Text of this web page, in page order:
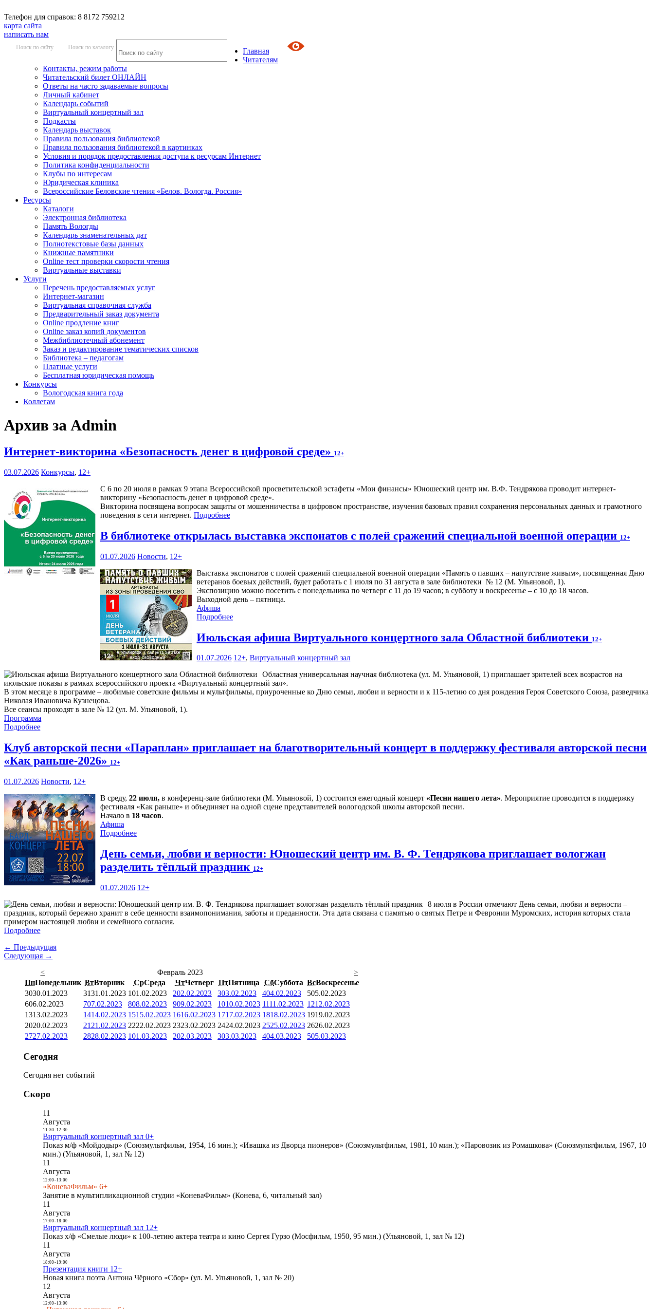
Телефон для справок: 8 8172 759212
карта сайта
написать нам
Поиск по сайту Поиск по каталогу
Главная
Читателям
Контакты, режим работы
Читательский билет ОНЛАЙН
Ответы на часто задаваемые вопросы
Личный кабинет
Календарь событий
Виртуальный концертный зал
Подкасты
Календарь выставок
Правила пользования библиотекой
Правила пользования библиотекой в картинках
Условия и порядок предоставления доступа к ресурсам Интернет
Политика конфиденциальности
Клубы по интересам
Юридическая клиника
Всероссийские Беловские чтения «Белов. Вологда. Россия»
Ресурсы
Каталоги
Электронная библиотека
Память Вологды
Календарь знаменательных дат
Полнотекстовые базы данных
Книжные памятники
Online тест проверки скорости чтения
Виртуальные выставки
Услуги
Перечень предоставляемых услуг
Интернет-магазин
Виртуальная справочная служба
Предварительный заказ документа
Online продление книг
Online заказ копий документов
Межбиблиотечный абонемент
Заказ и редактирование тематических списков
Библиотека – педагогам
Платные услуги
Бесплатная юридическая помощь
Конкурсы
Вологодская книга года
Коллегам
Архив за Admin
Интернет-викторина «Безопасность денег в цифровой среде» 12+
03.07.2026 Конкурсы, 12+
С 6 по 20 июля в рамках 9 этапа Всероссийской просветительской эстафеты «Мои финансы» Юношеский центр им. В.Ф. Тендрякова проводит интернет-
викторину «Безопасность денег в цифровой среде».
Викторина посвящена вопросам защиты от мошенничества в цифровом пространстве, изучения базовых правил сохранения персональных данных и грамотного
поведения в сети интернет. Подробнее
В библиотеке открылась выставка экспонатов с полей сражений специальной военной операции 12+
01.07.2026 Новости, 12+
Выставка экспонатов с полей сражений специальной военной операции «Память о павших – напутствие живым», посвященная Дню
ветеранов боевых действий, будет работать с 1 июля по 31 августа в зале библиотеки № 12 (М. Ульяновой, 1).
Экспозицию можно посетить с понедельника по четверг с 11 до 19 часов; в субботу и воскресенье – с 10 до 18 часов.
Выходной день – пятница.
Афиша
Подробнее
Июльская афиша Виртуального концертного зала Областной библиотеки 12+
01.07.2026 12+, Виртуальный концертный зал
Областная универсальная научная библиотека (ул. М. Ульяновой, 1) приглашает зрителей всех возрастов на
июльские показы в рамках всероссийского проекта «Виртуальный концертный зал».
В этом месяце в программе – любимые советские фильмы и мультфильмы, приуроченные ко Дню семьи, любви и верности и к 115-летию со дня рождения Героя Советского Союза, разведчика
Николая Ивановича Кузнецова.
Все сеансы проходят в зале № 12 (ул. М. Ульяновой, 1).
Программа
Подробнее
Клуб авторской песни «Параплан» приглашает на благотворительный концерт в поддержку фестиваля авторской песни
«Как раньше-2026» 12+
01.07.2026 Новости, 12+
В среду, 22 июля, в конференц-зале библиотеки (М. Ульяновой, 1) состоится ежегодный концерт «Песни нашего лета». Мероприятие проводится в поддержку
фестиваля «Как раньше» и объединяет на одной сцене представителей вологодской школы авторской песни.
Начало в 18 часов.
Афиша
Подробнее
День семьи, любви и верности: Юношеский центр им. В. Ф. Тендрякова приглашает вологжан
разделить тёплый праздник 12+
01.07.2026 12+
8 июля в России отмечают День семьи, любви и верности –
праздник, который бережно хранит в себе ценности взаимопонимания, заботы и преданности. Эта дата связана с памятью о святых Петре и Февронии Муромских, история которых стала
примером настоящей любви и семейного согласия.
Подробнее
← Предыдущая
Следующая →
<
Февраль 2023
>
ПнПонедельник ВтВторник СрСреда ЧтЧетверг ПтПятница СбСуббота ВсВоскресенье
3030.01.2023 3131.01.2023 101.02.2023 202.02.2023 303.02.2023 404.02.2023 505.02.2023
606.02.2023 707.02.2023 808.02.2023 909.02.2023 1010.02.2023 1111.02.2023 1212.02.2023
1313.02.2023 1414.02.2023 1515.02.2023 1616.02.2023 1717.02.2023 1818.02.2023 1919.02.2023
2020.02.2023 21 21.02.2023 2222.02.2023 2323.02.2023 2424.02.2023 2525.02.2023 2626.02.2023
2727.02.2023 2828.02.2023 101.03.2023 202.03.2023 303.03.2023 404.03.2023 505.03.2023
Сегодня
Сегодня нет событий
Скоро
11
Августа
11:30- 12:30
Виртуальный концертный зал 0+
Показ м/ф «Мойдодыр» (Союзмультфильм, 1954, 16 мин.); «Ивашка из Дворца пионеров» (Союзмультфильм, 1981, 10 мин.); «Паровозик из Ромашкова» (Союзмультфильм, 1967, 10
мин.) (Ульяновой, 1, зал № 12)
11
Августа
12:00- 13:00
«КоневаФильм» 6+
Занятие в мультипликационной студии «КоневаФильм» (Конева, 6, читальный зал)
11
Августа
17:00- 18:00
Виртуальный концертный зал 12+
Показ х/ф «Смелые люди» к 100-летию актера театра и кино Сергея Гурзо (Мосфильм, 1950, 95 мин.) (Ульяновой, 1, зал № 12)
11
Августа
18:00- 19:00
Презентация книги 12+
Новая книга поэта Антона Чёрного «Сбор» (ул. М. Ульяновой, 1, зал № 20)
12
Августа
12:00- 13:00